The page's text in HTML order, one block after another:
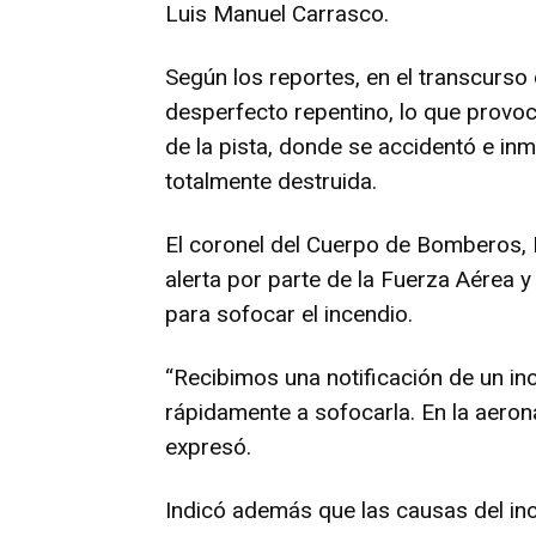
Luis Manuel Carrasco.
Según los reportes, en el
desperfecto repentino, lo que
de la pista, donde se accidentó e
totalmente destruida.
El coronel del Cuerpo de
alerta por parte de la Fuerza Aérea
para sofocar el incendio.
“Recibimos una notificación de un
rápidamente a sofocarla. En la
expresó.
Indicó además que las causas del